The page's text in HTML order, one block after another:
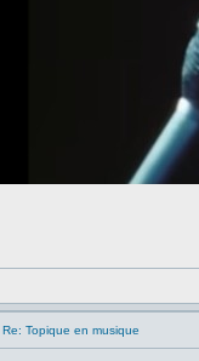
Re: Topique en musique